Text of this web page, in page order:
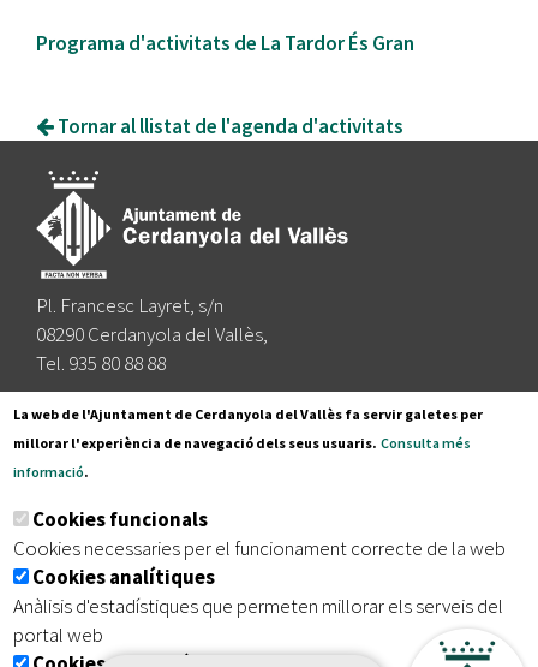
Programa d'activitats de La Tardor És Gran
Tornar al llistat de l'agenda d'activitats
Pl. Francesc Layret, s/n
08290 Cerdanyola del Vallès,
Tel. 935 80 88 88
Segueix-nos a:
Subscriu-te al nostre butlletí
Inici | Avís legal | Protecció de dades
| Accessibilitat
La web de l'Ajuntament de Cerdanyola del Vallès fa servir galetes per
millorar l'experiència de navegació dels seus usuaris. Consulta més
informació.
Cookies funcionals
Cookies necessaries per el funcionament correcte de la web
Cookies analítiques
Anàlisis d'estadístiques que permeten millorar els serveis del
portal web